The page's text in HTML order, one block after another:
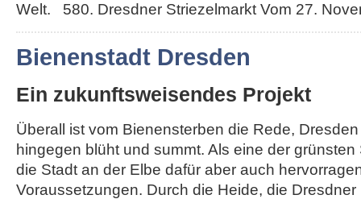
Welt. 580. Dresdner Striezelmarkt Vom 27.
Bienenstadt Dresden
Ein zukunftsweisendes Projekt
Überall ist vom Bienensterben die Rede, Dresden
hingegen blüht und summt. Als eine der
die Stadt an der Elbe dafür aber auch
Voraussetzungen. Durch die Heide, die